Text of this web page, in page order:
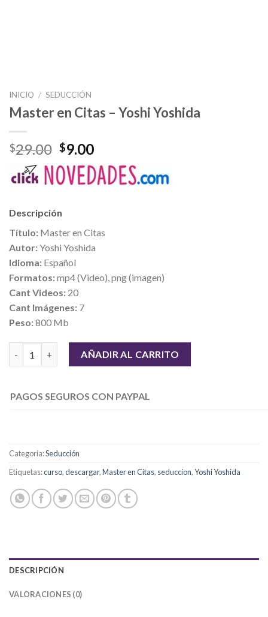
INICIO / SEDUCCIÓN
Master en Citas – Yoshi Yoshida
$29.00 El
precio
original
$9.00El
precio
actual
Descripción
Título: Master en Citas
Autor:Yoshi Yoshida
Idioma: Español
Formatos:mp4 (Video), png (imagen)
Cant Videos: 20
Cant Imágenes: 7
Peso:800 Mb
Master en Citas – Yoshi Yoshida cantidad
AÑADIR AL CARRITO
PAGOS SEGUROS CON PAYPAL
Categoría:Seducción
Etiquetas:curso,descargar,Master en Citas, seduccion,Yoshi Yoshida
DESCRIPCIÓN
VALORACIONES (0)